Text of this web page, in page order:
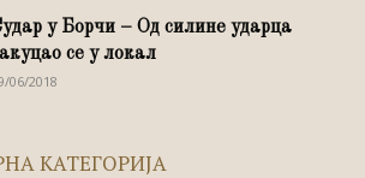
у Борчи – Од силине ударца
се у локал
06/2018
КАТЕГОРИЈА